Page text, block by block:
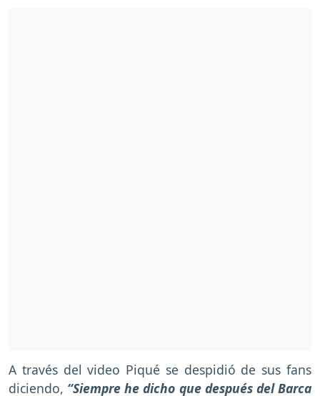
A través del video Piqué se despidió de sus fans
diciendo, “Siempre he dicho que después del Barca